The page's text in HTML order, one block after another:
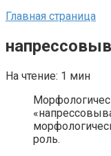
Главная страница
На чтение: 1 мин
роль.